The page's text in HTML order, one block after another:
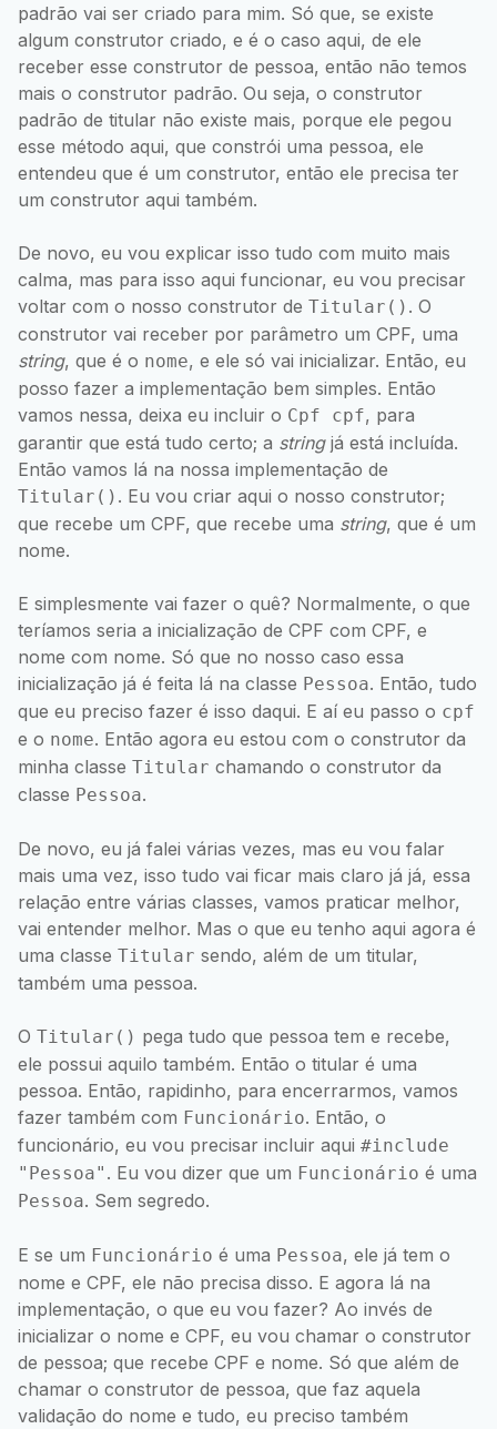
padrão vai ser criado para mim. Só que, se existe
algum construtor criado, e é o caso aqui, de ele
receber esse construtor de pessoa, então não temos
mais o construtor padrão. Ou seja, o construtor
padrão de titular não existe mais, porque ele pegou
esse método aqui, que constrói uma pessoa, ele
entendeu que é um construtor, então ele precisa ter
um construtor aqui também.
De novo, eu vou explicar isso tudo com muito mais
calma, mas para isso aqui funcionar, eu vou precisar
voltar com o nosso construtor de Titular() . O
construtor vai receber por parâmetro um CPF, uma
string, que é o nome, e ele só vai inicializar. Então, eu
posso fazer a implementação bem simples. Então
vamos nessa, deixa eu incluir o Cpf cpf, para
garantir que está tudo certo; a stringjá está incluída.
Então vamos lá na nossa implementação de
Titular() . Eu vou criar aqui o nosso construtor;
que recebe um CPF, que recebe uma string, que é um
nome.
E simplesmente vai fazer o quê? Normalmente, o que
teríamos seria a inicialização de CPF com CPF, e
nome com nome. Só que no nosso caso essa
inicialização já é feita lá na classe Pessoa. Então, tudo
que eu preciso fazer é isso daqui. E aí eu passo o cpf
e o nome. Então agora eu estou com o construtor da
minha classe Titular chamando o construtor da
classe Pessoa.
De novo, eu já falei várias vezes, mas eu vou falar
mais uma vez, isso tudo vai ficar mais claro já já, essa
relação entre várias classes, vamos praticar melhor,
vai entender melhor. Mas o que eu tenho aqui agora é
uma classe Titular sendo, além de um titular,
também uma pessoa.
O Titular() pega tudo que pessoa tem e recebe,
ele possui aquilo também. Então o titular é uma
pessoa. Então, rapidinho, para encerrarmos, vamos
fazer também com Funcionário. Então, o
funcionário, eu vou precisar incluir aqui #include
"Pessoa" . Eu vou dizer que um Funcionário é uma
Pessoa. Sem segredo.
E se um Funcionário é uma Pessoa, ele já tem o
nome e CPF, ele não precisa disso. E agora lá na
implementação, o que eu vou fazer? Ao invés de
inicializar o nome e CPF, eu vou chamar o construtor
de pessoa; que recebe CPF e nome. Só que além de
chamar o construtor de pessoa, que faz aquela
validação do nome e tudo, eu preciso também